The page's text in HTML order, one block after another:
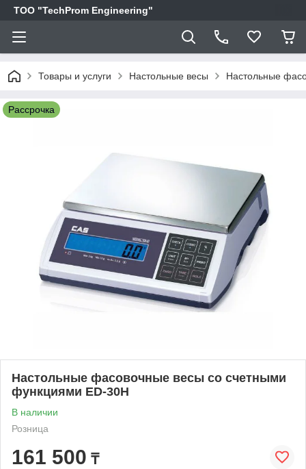
ТОО "TechProm Engineering"
Товары и услуги Настольные весы Настольные
Рассрочка
Настольные фасовочные весы со счетными
функциями ED-30H
В наличии
Розница
161 500 ₸